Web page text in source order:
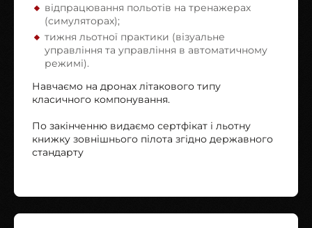
відпрацювання польотів на тренажерах
(симуляторах);
тижня льотної практики (візуальне
управління та управління в автоматичному
режимі).
Навчаємо на дронах літакового типу
класичного компонування.
По закінченню видаємо сертфікат і льотну
книжку зовнішнього пілота згідно державного
стандарту